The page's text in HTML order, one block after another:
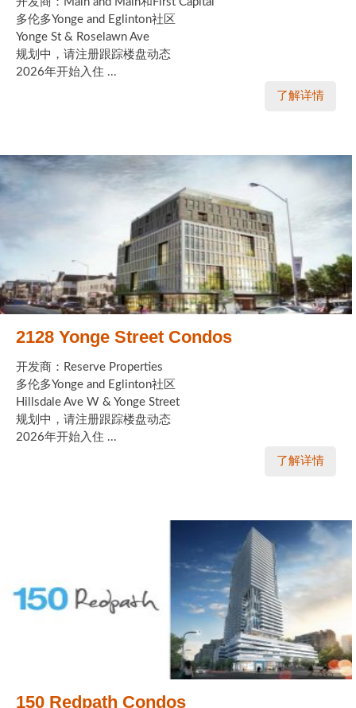
多伦多Yonge and Eglinton社区
Yonge St & Roselawn Ave
规划中，请注册跟踪楼盘动态
2026年开始入住 ...
了解详情
2128 Yonge Street Condos
开发商：Reserve Properties
多伦多Yonge and Eglinton社区
Hillsdale Ave W & Yonge Street
规划中，请注册跟踪楼盘动态
2026年开始入住 ...
了解详情
150 Redpath Condos